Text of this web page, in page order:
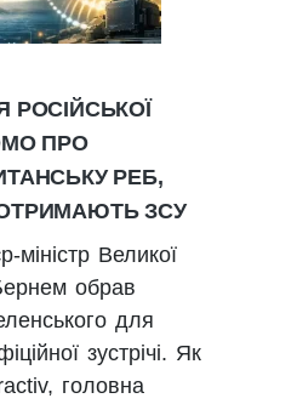
РОСІЙСЬКОЇ
ПРО
РЕБ,
ЗСУ
міністр Великої
обрав
для
зустрічі. Як
головна